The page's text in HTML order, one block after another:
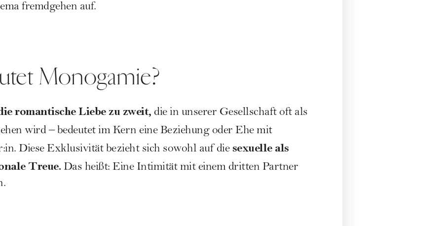
fremdgehen auf.
Monogamie?
romantische Liebe zu zweit, die in unserer Gesellschaft oft als
wird – bedeutet im Kern eine Beziehung oder Ehe mit
Diese Exklusivität bezieht sich sowohl auf die sexuelle als
Treue.Das heißt: Eine Intimität mit einem dritten Partner